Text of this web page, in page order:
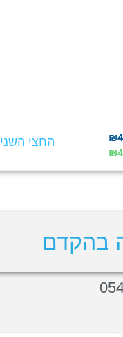
החצי השני ₪
₪
בהקדם